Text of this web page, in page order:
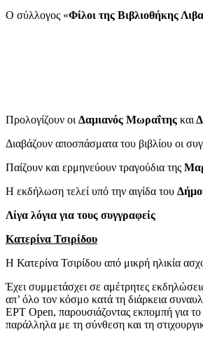
O σύλλογος «Φίλοι της Βιβλιοθήκης
Προλογίζουν οι Δαμιανός Μωραΐτης και
Διαβάζουν αποσπάσματα του βιβλίου οι
Παίζουν και ερμηνεύουν τραγούδια της
Η εκδήλωση τελεί υπό την αιγίδα του
Λίγα λόγια για τους συγγραφείς
Κατερίνα Τσιρίδου
Η Κατερίνα Τσιρίδου από μικρή ηλικία
Έχει συμμετάσχει σε αμέτρητες
απ’ όλο τον κόσμο κατά τη διάρκεια
ΕΡΤ Open, παρουσιάζοντας εκπομπή για το
παράλληλα με τη σύνθεση και τη